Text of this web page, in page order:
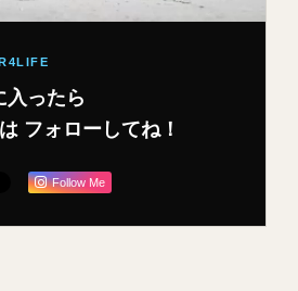
入ったら
フォローしてね！
Follow Me